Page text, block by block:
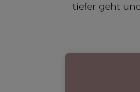
tiefer geht